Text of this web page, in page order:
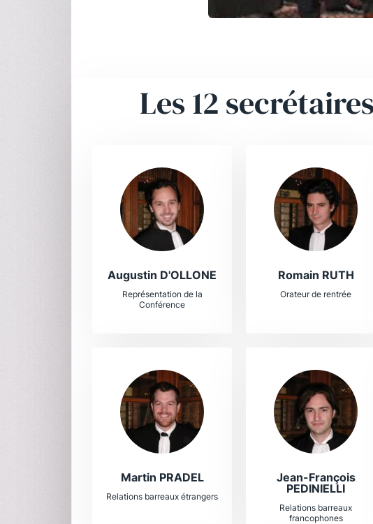
Les 12 secrétaires
Augustin D'OLLONE
Représentation de la
Conférence
Romain RUTH
Orateur de rentrée
Martin PRADEL
Relations barreaux étrangers
Jean-François
PEDINIELLI
Relations barreaux
francophones